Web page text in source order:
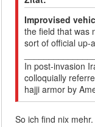
Improvised
the field that was
sort of official up-
In post-invasion
colloquially
hajji armor by
So ich find nix mehr.